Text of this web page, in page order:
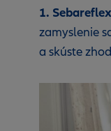
1.
zamyslenie
a skúste